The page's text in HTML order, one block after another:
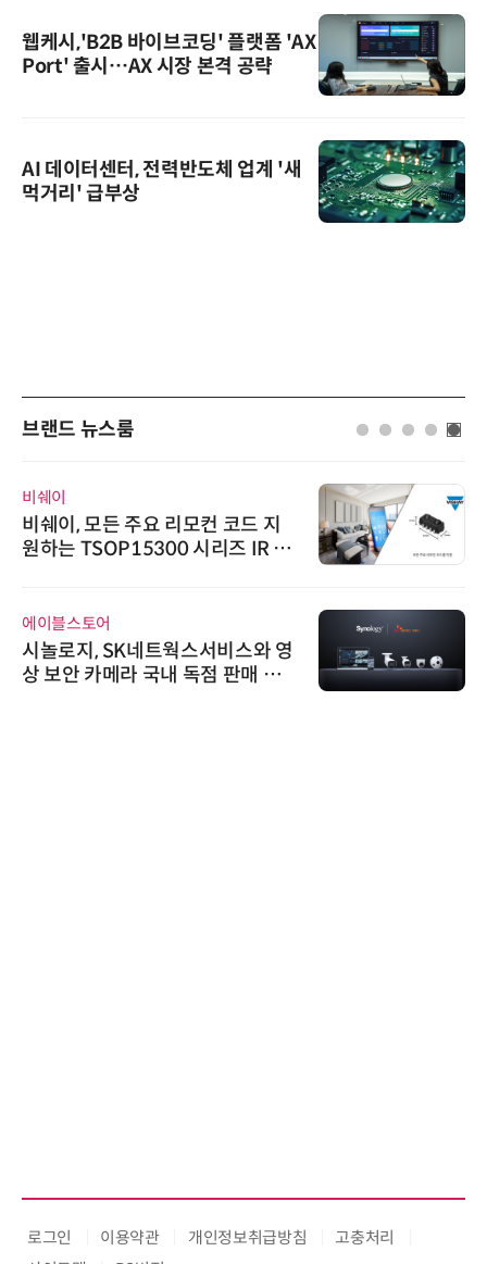
웹케시,'B2B 바이브코딩' 플랫폼 'AX
Port' 출시…AX 시장 본격 공략
AI 데이터센터, 전력반도체 업계 '새
먹거리' 급부상
브랜드 뉴스룸
비쉐이
비쉐이, 모든 주요 리모컨 코드 지
원하는 TSOP15300 시리즈 IR 수
에이블스토어
시놀로지, SK네트웍스서비스와 영
상 보안 카메라 국내 독점 판매 파
로그인 이용약관 개인정보취급방침
고충처리